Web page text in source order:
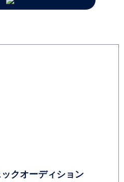
クオーディション